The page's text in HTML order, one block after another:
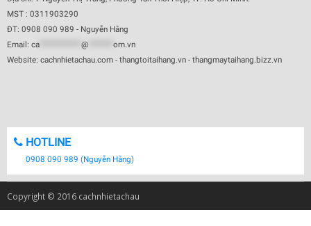
MST : 0311903290
ĐT: 0908 090 989 - Nguyễn Hằng
Email: ca @
om.vn
Website: cachnhietachau.com - thangtoitaihang.vn - thangmaytaihang.bizz.vn
HOTLINE
0908 090 989 (Nguyễn Hằng)
Copyright © 2016 cachnhietachau